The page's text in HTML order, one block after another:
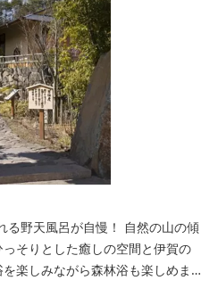
そりとした癒しの空間と伊賀の
楽しみながら森林浴も楽しめま
湯船もあり、風情ある空間が魅力